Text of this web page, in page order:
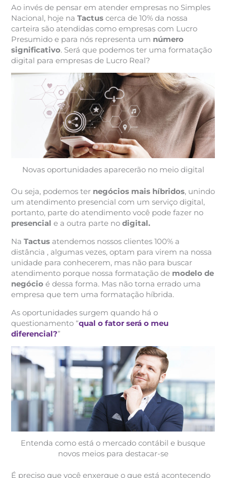
Ao invés de pensar em atender empresas no Simples
Nacional, hoje na Tactuscerca de 10% da nossa
carteira são atendidas como empresas com Lucro
Presumido e para nós representa um número
significativo. Será que podemos ter uma formatação
digital para empresas de Lucro Real?
Novas oportunidades aparecerão no meio digital
Ou seja, podemos ter negócios mais híbridos, unindo
um atendimento presencial com um serviço digital,
portanto, parte do atendimento você pode fazer no
presencial e a outra parte no digital.
Na Tactusatendemos nossos clientes 100% a
distância , algumas vezes, optam para virem na nossa
unidade para conhecerem, mas não para buscar
atendimento porque nossa formatação demodelo de
negócioé dessa forma. Mas não torna errado uma
empresa que tem uma formatação híbrida.
As oportunidades surgem quando há o
questionamento “qual o fator será o meu
diferencial?”
Entenda como está o mercado contábil e busque
novos meios para destacar-se
É preciso que você enxergue o que está acontecendo